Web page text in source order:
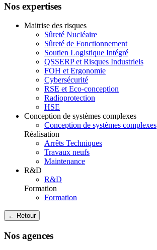
Nos expertises
Maitrise des risques
Sûreté Nucléaire
Sûreté de Fonctionnement
Soutien Logistique Intégré
QSSERP et Risques Industriels
FOH et Ergonomie
Cybersécurité
RSE et Eco-conception
Radioprotection
HSE
Conception de systèmes complexes
Conception de systèmes complexes
Réalisation
Arrêts Techniques
Travaux neufs
Maintenance
R&D
R&D
Formation
Formation
← Retour
Nos agences